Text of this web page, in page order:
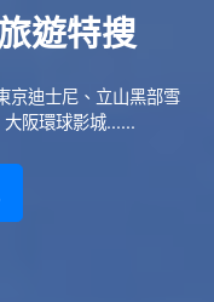
遊特搜
京迪士尼、立山黑部雪
阪環球影城......